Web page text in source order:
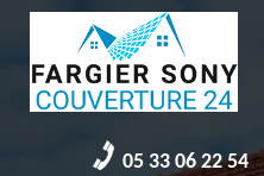
05 33 06 22 54